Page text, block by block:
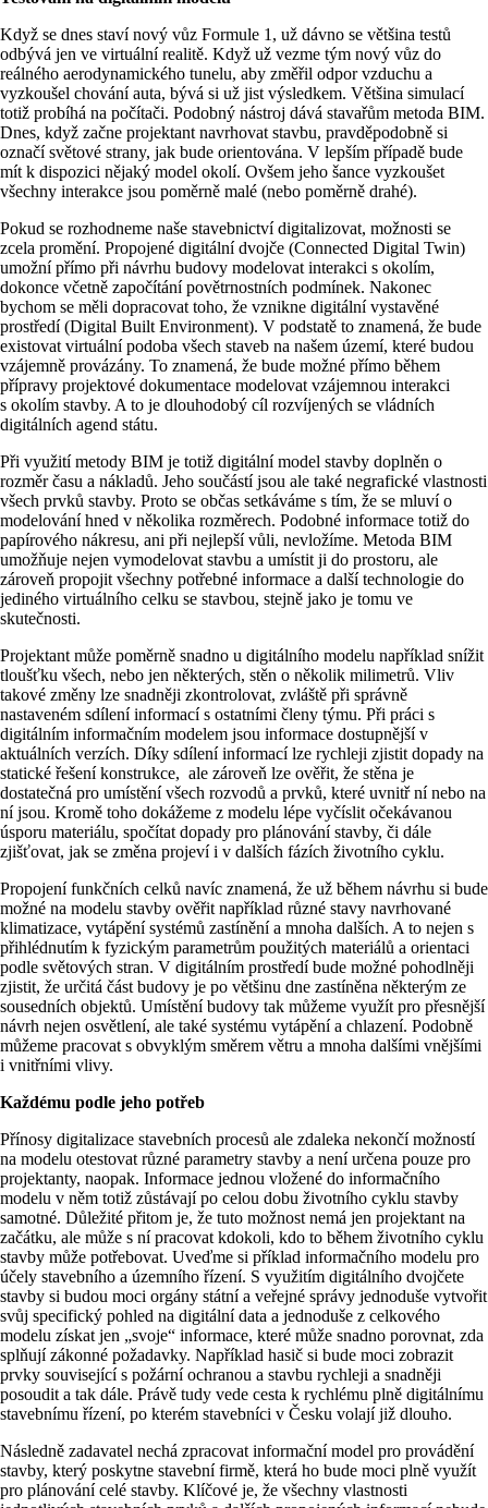
Když se dnes staví nový vůz Formule 1, už dávno se většina testů
odbývá jen ve virtuální realitě. Když už vezme tým nový vůz do
reálného aerodynamického tunelu, aby změřil odpor vzduchu a
vyzkoušel chování auta, bývá si už jist výsledkem. Většina simulací
totiž probíhá na počítači. Podobný nástroj dává stavařům metoda BIM.
Dnes, když začne projektant navrhovat stavbu, pravděpodobně si
označí světové strany, jak bude orientována. V lepším případě bude
mít k dispozici nějaký model okolí. Ovšem jeho šance vyzkoušet
všechny interakce jsou poměrně malé (nebo poměrně drahé).
Pokud se rozhodneme naše stavebnictví digitalizovat, možnosti se
zcela promění. Propojené digitální dvojče (Connected Digital Twin)
umožní přímo při návrhu budovy modelovat interakci s okolím,
dokonce včetně započítání povětrnostních podmínek. Nakonec
bychom se měli dopracovat toho, že vznikne digitální vystavěné
prostředí (Digital Built Environment). V podstatě to znamená, že bude
existovat virtuální podoba všech staveb na našem území, které budou
vzájemně provázány. To znamená, že bude možné přímo během
přípravy projektové dokumentace modelovat vzájemnou interakci
s okolím stavby. A to je dlouhodobý cíl rozvíjených se vládních
digitálních agend státu.
Při využití metody BIM je totiž digitální model stavby doplněn o
rozměr času a nákladů. Jeho součástí jsou ale také negrafické vlastnosti
všech prvků stavby. Proto se občas setkáváme s tím, že se mluví o
modelování hned v několika rozměrech. Podobné informace totiž do
papírového nákresu, ani při nejlepší vůli, nevložíme. Metoda BIM
umožňuje nejen vymodelovat stavbu a umístit ji do prostoru, ale
zároveň propojit všechny potřebné informace a další technologie do
jediného virtuálního celku se stavbou, stejně jako je tomu ve
skutečnosti.
Projektant může poměrně snadno u digitálního modelu například snížit
tloušťku všech, nebo jen některých, stěn o několik milimetrů. Vliv
takové změny lze snadněji zkontrolovat, zvláště při správně
nastaveném sdílení informací s ostatními členy týmu. Při práci s
digitálním informačním modelem jsou informace dostupnější v
aktuálních verzích. Díky sdílení informací lze rychleji zjistit dopady na
statické řešení konstrukce, ale zároveň lze ověřit, že stěna je
dostatečná pro umístění všech rozvodů a prvků, které uvnitř ní nebo na
ní jsou. Kromě toho dokážeme z modelu lépe vyčíslit očekávanou
úsporu materiálu, spočítat dopady pro plánování stavby, či dále
zjišťovat, jak se změna projeví i v dalších fázích životního cyklu.
Propojení funkčních celků navíc znamená, že už během návrhu si bude
možné na modelu stavby ověřit například různé stavy navrhované
klimatizace, vytápění systémů zastínění a mnoha dalších. A to nejen s
přihlédnutím k fyzickým parametrům použitých materiálů a orientaci
podle světových stran. V digitálním prostředí bude možné pohodlněji
zjistit, že určitá část budovy je po většinu dne zastíněna některým ze
sousedních objektů. Umístění budovy tak můžeme využít pro přesnější
návrh nejen osvětlení, ale také systému vytápění a chlazení. Podobně
můžeme pracovat s obvyklým směrem větru a mnoha dalšími vnějšími
i vnitřními vlivy.
Každému podle jeho potřeb
Přínosy digitalizace stavebních procesů ale zdaleka nekončí možností
na modelu otestovat různé parametry stavby a není určena pouze pro
projektanty, naopak. Informace jednou vložené do informačního
modelu v něm totiž zůstávají po celou dobu životního cyklu stavby
samotné. Důležité přitom je, že tuto možnost nemá jen projektant na
začátku, ale může s ní pracovat kdokoli, kdo to během životního cyklu
stavby může potřebovat. Uveďme si příklad informačního modelu pro
účely stavebního a územního řízení. S využitím digitálního dvojčete
stavby si budou moci orgány státní a veřejné správy jednoduše vytvořit
svůj specifický pohled na digitální data a jednoduše z celkového
modelu získat jen „svoje“ informace, které může snadno porovnat, zda
splňují zákonné požadavky. Například hasič si bude moci zobrazit
prvky související s požární ochranou a stavbu rychleji a snadněji
posoudit a tak dále. Právě tudy vede cesta k rychlému plně digitálnímu
stavebnímu řízení, po kterém stavebníci v Česku volají již dlouho.
Následně zadavatel nechá zpracovat informační model pro provádění
stavby, který poskytne stavební firmě, která ho bude moci plně využít
pro plánování celé stavby. Klíčové je, že všechny vlastnosti